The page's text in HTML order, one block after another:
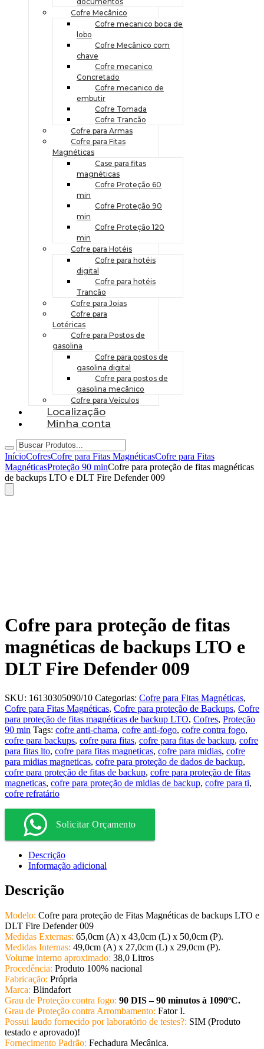
Cofre Mecânico
Cofre mecanico boca de
lobo
Cofre Mecânico com
chave
Cofre mecanico
Concretado
Cofre mecanico de
embutir
Cofre Tomada
Cofre Trancão
Cofre para Armas
Cofre para Fitas
Magnéticas
Case para fitas
magnéticas
Cofre Proteção 60
min
Cofre Proteção 90
min
Cofre Proteção 120
min
Cofre para Hotéis
Cofre para hotéis
digital
Cofre para hotéis
Trancão
Cofre para Joias
Cofre para
Lotéricas
Cofre para Postos de
gasolina
Cofre para postos de
gasolina digital
Cofre para postos de
gasolina mecânico
Cofre para Veículos
Localização
Minha conta
InícioCofresCofre para Fitas MagnéticasCofre para Fitas
MagnéticasProteção 90 minCofre para proteção de fitas magnéticas
de backups LTO e DLT Fire Defender 009
Cofre para proteção de fitas
magnéticas de backups LTO e
DLT Fire Defender 009
SKU: 16130305090/10 Categorias: Cofre para Fitas Magnéticas,
Cofre para Fitas Magnéticas, Cofre para proteção de Backups, Cofre
para proteção de fitas magnéticas de backup LTO, Cofres, Proteção
90 min Tags: cofre anti-chama, cofre anti-fogo, cofre contra fogo,
cofre para backups, cofre para fitas, cofre para fitas de backup, cofre
para fitas lto, cofre para fitas magneticas, cofre para midias, cofre
para midias magneticas, cofre para proteção de dados de backup,
cofre para proteção de fitas de backup, cofre para proteção de fitas
magneticas, cofre para proteção de midias de backup, cofre para ti,
cofre refratário
Solicitar Orçamento
Descrição
Informação adicional
Descrição
Modelo: Cofre para proteção de Fitas Magnéticas de backups LTO e
DLT Fire Defender 009
Medidas Externas: 65,0cm (A) x 43,0cm (L) x 50,0cm (P).
Medidas Internas: 49,0cm (A) x 27,0cm (L) x 29,0cm (P).
Volume interno aproximado: 38,0 Litros
Procedência: Produto 100% nacional
Fabricação: Própria
Marca: Blindafort
Grau de Proteção contra fogo: 90 DIS – 90 minutos à 1090ºC.
Grau de Proteção contra Arrombamento: Fator I.
Possui laudo fornecido por laboratório de testes?: SIM (Produto
testado e aprovado)!
Fornecimento Padrão: Fechadura Mecânica.